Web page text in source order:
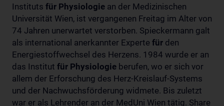
Instituts für Physiologie an der Medizinischen
Universität Wien, ist vergangenen Freitag im Alter von
74 Jahren unerwartet verstorben. Spieckermann galt
als international anerkannter Experte für den
Energiestoffwechsel des Herzens. 1984 wurde er an
das Institut für Physiologie berufen, wo er sich vor
allem der Erforschung des Herz-Kreislauf-Systems
und der Nachwuchsförderung widmete. Bis zuletzt
war er als Lehrender an der MedUni Wien tätig. Share